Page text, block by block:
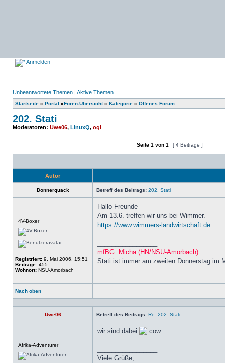
Anmelden
Unbeantwortete Themen | Aktive Themen
Startseite » Portal »Foren-Übersicht» Kategorie » Offenes Forum
202. Stati
Moderatoren: Uwe06, LinuxQ, ogi
Ein neues Thema erstellenAuf das Thema antworten
Seite 1 von 1 [ 4 Beiträge ]
Autor
Donnerquack Betreff des Beitrags: 202. Stati
4V-Boxer
Registriert: 9. Mai 2006, 15:51
Beiträge: 455
Wohnort: NSU-Amorbach
Hallo Freunde
Am 13.6. treffen wir uns bei Wimmer.
https://www.wimmers-landwirtschaft.de
mfBG. Micha (HN/NSU-Amorbach)
Stati ist immer am zweiten Donnerstag im
Nach oben
Profil
Uwe06 Betreff des Beitrags: Re: 202. Stati
Afrika-Adventurer
wir sind dabei
Viele Grüße,